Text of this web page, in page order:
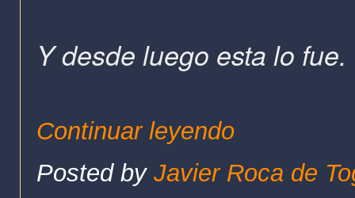
Y desde luego esta lo fue.
Continuar leyendo
Posted by Javier Roca de